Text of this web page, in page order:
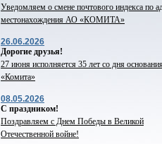
Уведомляем о смене почтового индекса по
местонахождения АО «КОМИТА»
26.06.2026
Дорогие друзья!
27 июня исполняется 35 лет со дня
«Комита»
08.05.2026
С праздником!
Поздравляем с Днем Победы в Великой
Отечественной войне!